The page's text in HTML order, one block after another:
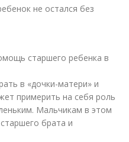
не остался без
старшего ребенка в
в «дочки-матери» и
примерить на себя роль
Мальчикам в этом
брата и